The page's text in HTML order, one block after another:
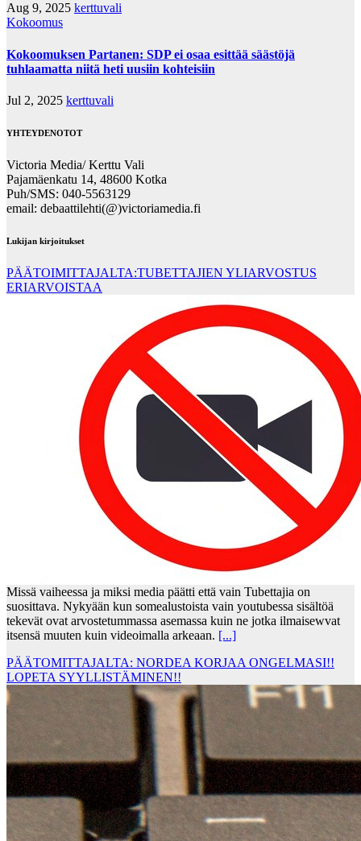
Aug 9, 2025 kerttuvali
Kokoomus
Kokoomuksen Partanen: SDP ei osaa esittää säästöjä
tuhlaamatta niitä heti uusiin kohteisiin
Jul 2, 2025 kerttuvali
YHTEYDENOTOT
Victoria Media/ Kerttu Vali
Pajamäenkatu 14, 48600 Kotka
Puh/SMS: 040-5563129
email: debaattilehti(@)victoriamedia.fi
Lukijan kirjoitukset
PÄÄTOIMITTAJALTA:TUBETTAJIEN YLIARVOSTUS
ERIARVOISTAA
Missä vaiheessa ja miksi media päätti että vain Tubettajia on
suosittava. Nykyään kun somealustoista vain youtubessa sisältöä
tekevät ovat arvostetummassa asemassa kuin ne jotka ilmaisewvat
itsensä muuten kuin videoimalla arkeaan. [...]
PÄÄTOMITTAJALTA: NORDEA KORJAA ONGELMASI!!
LOPETA SYYLLISTÄMINEN!!